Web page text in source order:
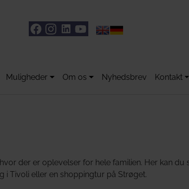
Muligheder Om os Nyhedsbrev Kontakt
der er oplevelser for hele familien. Her kan du
i Tivoli eller en shoppingtur på Strøget.